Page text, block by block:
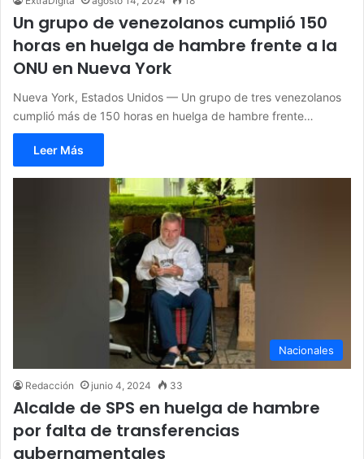
Un grupo de venezolanos cumplió 150
horas en huelga de hambre frente a la
ONU en Nueva York
Nueva York, Estados Unidos — Un grupo de tres venezolanos
cumplió más de 150 horas en huelga de hambre frente…
Leer Más
Nacionales
Redacción junio 4, 2024 33
Alcalde de SPS en huelga de hambre
por falta de transferencias
gubernamentales